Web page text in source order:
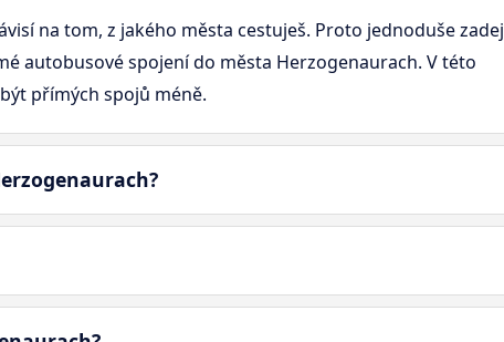
na tom, z jakého města cestuješ. Proto jednoduše zadej
autobusové spojení do města Herzogenaurach. V této
přímých spojů méně.